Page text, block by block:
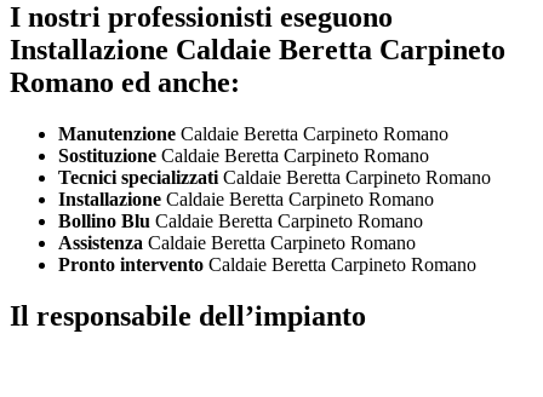
I nostri professionisti eseguono
Installazione Caldaie Beretta Carpineto
Romano ed anche:
Manutenzione Caldaie Beretta Carpineto Romano
Sostituzione Caldaie Beretta Carpineto Romano
Tecnici specializzati Caldaie Beretta Carpineto Romano
Installazione Caldaie Beretta Carpineto Romano
Bollino Blu Caldaie Beretta Carpineto Romano
Assistenza Caldaie Beretta Carpineto Romano
Pronto intervento Caldaie Beretta Carpineto Romano
Il responsabile dell’impianto